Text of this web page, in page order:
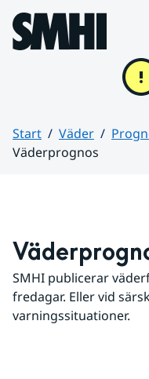
Hoppa till sidans innehåll
Start Väder
Väderprognos
SMHI publicerar
fredagar. Eller vid
varningssituationer.